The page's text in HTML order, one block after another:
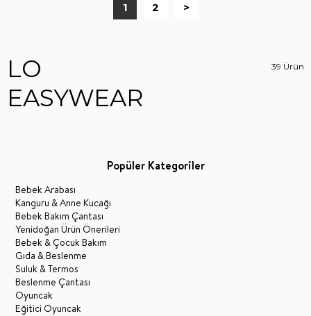
1 2 >
LO
EASYWEAR
39 Ürün
Popüler Kategoriler
Bebek Arabası
Kanguru & Anne Kucağı
Bebek Bakım Çantası
Yenidoğan Ürün Önerileri
Bebek & Çocuk Bakım
Gıda & Beslenme
Suluk & Termos
Beslenme Çantası
Oyuncak
Eğitici Oyuncak